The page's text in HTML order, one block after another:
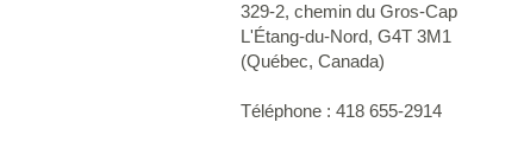
329-2, chemin du Gros-Cap
L'Étang-du-Nord, G4T 3M1
(Québec, Canada)
Téléphone : 418 655-2914